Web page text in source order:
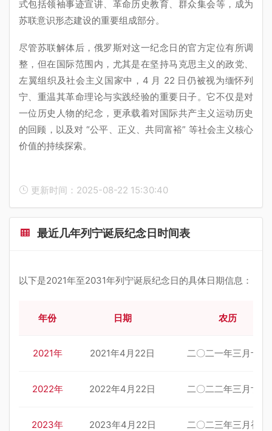
式包括领袖事迹宣讲、革命历史教育、群众集会等，成为
苏联意识形态建设的重要组成部分。
尽管苏联解体后，俄罗斯对这一纪念日的官方定位有所调
整，但在国际范围内，尤其是在坚持马克思主义的政党、
左翼组织及社会主义国家中，4 月 22 日仍被视为缅怀列
宁、重温其革命理论与实践经验的重要日子。它不仅是对
一位历史人物的纪念，更承载着对国际共产主义运动历史
的回顾，以及对 “公平、正义、共同富裕” 等社会主义核心
价值的持续探索。
更新时间：2025-08-22 15:30:40
最近几年列宁诞辰纪念日时间表
以下是2021年至2031年列宁诞辰纪念日的具体日期信息：
年份 日期 农历
2021年 2021年4月22日 二〇二一年三月十一
2022年 2022年4月22日 二〇二二年三月廿二
2023年 2023年4月22日 二〇二三年三月初三